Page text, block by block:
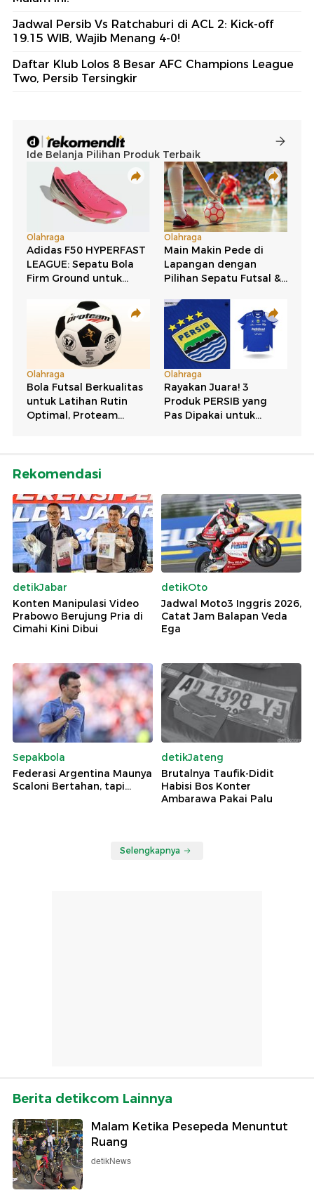
Jadwal Persib Vs Ratchaburi di ACL 2: Kick-off
19.15 WIB, Wajib Menang 4-0!
Daftar Klub Lolos 8 Besar AFC Champions League
Two, Persib Tersingkir
Rekomendasi
detikJabar
Konten Manipulasi Video
Prabowo Berujung Pria di
Cimahi Kini Dibui
detikOto
Jadwal Moto3 Inggris 2026,
Catat Jam Balapan Veda
Ega
Sepakbola
Federasi Argentina Maunya
Scaloni Bertahan, tapi...
detikJateng
Brutalnya Taufik-Didit
Habisi Bos Konter
Ambarawa Pakai Palu
Selengkapnya
Berita detikcom Lainnya
Malam Ketika Pesepeda Menuntut
Ruang
detikNews